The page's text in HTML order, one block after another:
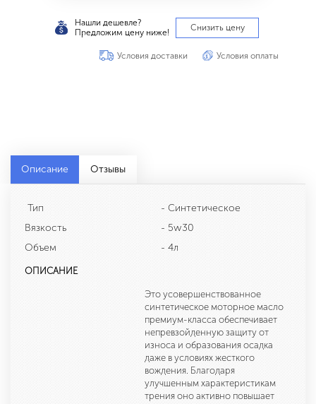
Нашли дешевле?
Предложим цену ниже!
Снизить цену
Условия доставки Условия оплаты
Описание Отзывы
Тип
Вязкость
Объем
- Синтетическое
- 5w30
- 4л
ОПИСАНИЕ
Это усовершенствованное
синтетическое моторное масло
премиум-класса обеспечивает
непревзойденную защиту от
износа и образования осадка
даже в условиях жесткого
вождения. Благодаря
улучшенным характеристикам
трения оно активно повышает